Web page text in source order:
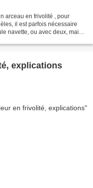
arceau en frivolité , pour
il est parfois nécessaire
navette, ou avec deux, mais
explications